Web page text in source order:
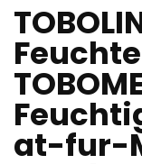
at-fur-